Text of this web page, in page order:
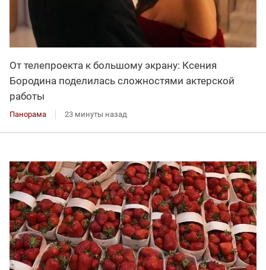
От телепроекта к большому экрану: Ксения
Бородина поделилась сложностями актерской
работы
Панорама 23 минуты назад